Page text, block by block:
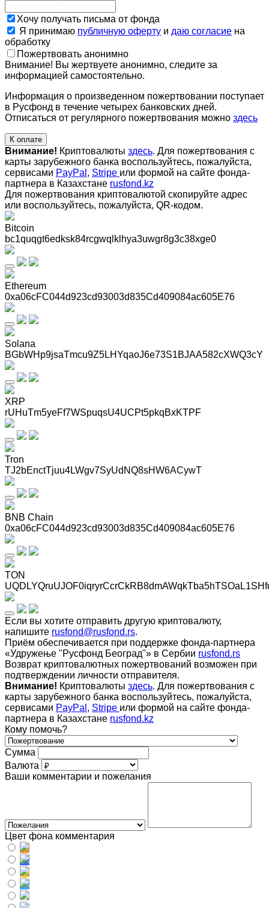
Хочу получать письма от фонда
Я принимаю публичную оферту и даю согласие на
обработку
Пожертвовать анонимно
Внимание! Вы жертвуете анонимно, следите за
информацией самостоятельно.
Информация о произведенном пожертвовании поступает
в Русфонд в течение четырех банковских дней.
Отписаться от регулярного пожертвования можно здесь
К оплате
Внимание! Криптовалюты здесь. Для пожертвования с
карты зарубежного банка воспользуйтесь, пожалуйста,
сервисами PayPal , Stripe или формой на сайте фонда-
партнера в Казахстане rusfond.kz
Для пожертвования криптовалютой скопируйте адрес
или воспользуйтесь, пожалуйста, QR-кодом.
Bitcoin
bc1quqgt6edksk84rcgwqlklhya3uwgr8g3c38xge0
Ethereum
0xa06cFC044d923cd93003d835Cd409084ac605E76
Solana
BGbWHp9jsaTmcu9Z5LHYqaoJ6e73S1BJAA582cXWQ3cY
XRP
rUHuTm5yeFf7WSpuqsU4UCPt5pkqBxKTPF
Tron
TJ2bEnctTjuu4LWgv7SyUdNQ8sHW6ACywT
BNB Chain
0xa06cFC044d923cd93003d835Cd409084ac605E76
TON
Если вы хотите отправить другую криптовалюту,
напишите rusfond@rusfond.rs.
Приём обеспечивается при поддержке фонда-партнера
«Удружење "Русфонд Београд"» в Сербии rusfond.rs
Возврат криптовалютных пожертвований возможен при
подтверждении личности отправителя.
Внимание! Криптовалюты здесь. Для пожертвования с
карты зарубежного банка воспользуйтесь, пожалуйста,
сервисами PayPal , Stripe или формой на сайте фонда-
партнера в Казахстане rusfond.kz
Кому помочь?
Сумма
Валюта
Ваши комментарии и пожелания
Цвет фона комментария